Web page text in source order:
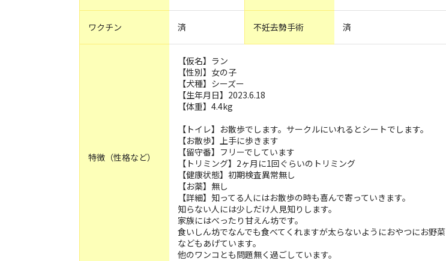
ワクチン 済 不妊去勢手術 済
特徴（性格など）
【仮名】ラン
【性別】女の子
【犬種】シーズー
【生年月日】2023.6.18
【体重】4.4kg
【トイレ】お散歩でします。サークルにいれるとシートでします。
【お散歩】上手に歩きます
【留守番】フリーでしています
【トリミング】2ヶ月に1回ぐらいのトリミング
【健康状態】初期検査異常無し
【お薬】無し
【詳細】知ってる人にはお散歩の時も喜んで寄っていきます。
知らない人には少しだけ人見知りします。
家族にはべったり甘えん坊です。
食いしん坊でなんでも食べてくれますが太らないようにおやつにお野菜
などもあげています。
他のワンコとも問題無く過ごしています。